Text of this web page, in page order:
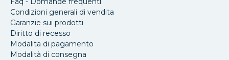
Condizioni generali di vendita
Garanzie sui prodotti
Diritto di recesso
Modalita di pagamento
Modalità di consegna